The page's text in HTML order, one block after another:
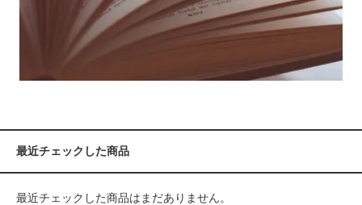
最近チェックした商品
最近チェックした商品はまだありません。